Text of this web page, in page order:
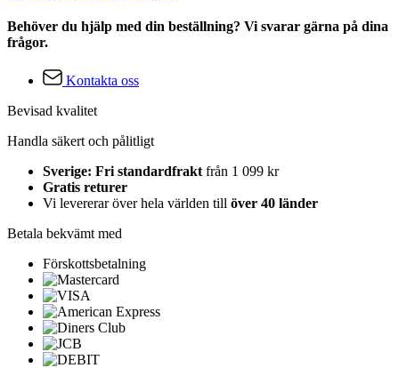
Behöver du hjälp med din beställning? Vi svarar gärna på dina
frågor.
Kontakta oss
Bevisad kvalitet
Handla säkert och pålitligt
Sverige: Fri standardfrakt från 1 099 kr
Gratis returer
Vi levererar över hela världen till över 40 länder
Betala bekvämt med
Förskottsbetalning